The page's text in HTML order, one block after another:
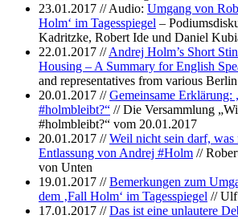
23.01.2017 // Audio: Umgang von
Holm‘ im Tagesspiegel –
Kadritzke, Robert Ide und Daniel
22.01.2017 //Andrej Holm’s Short
Housing – A Summary for English
and representatives from various
20.01.2017 //Gemeinsame Erklärung:
#holmbleibt?“ // Die Versammlung
#holmbleibt?“ vom 20.01.2017
20.01.2017 //Weil nicht sein darf,
Entlassung von Andrej #Holm //
von Unten
19.01.2017 //Bemerkungen zum
dem ‚Fall Holm‘ im Tagesspiegel //
17.01.2017 //Das ist eine unlautere